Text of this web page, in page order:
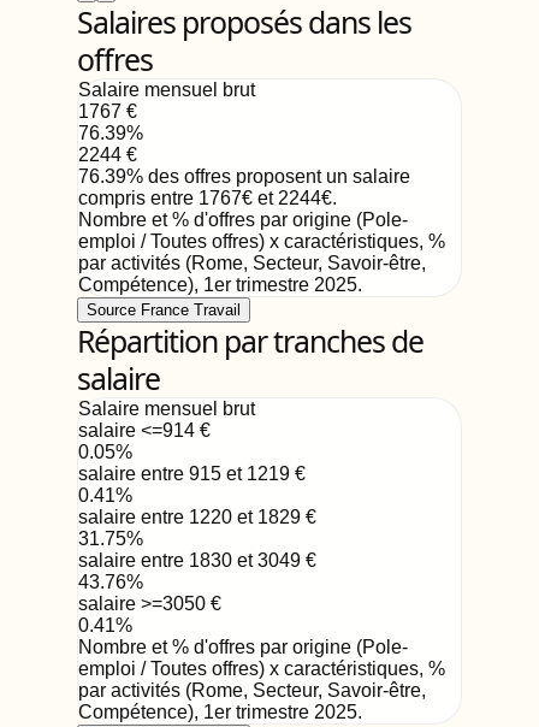
Salaires proposés dans les
offres
Salaire mensuel brut
1767 €
76.39%
2244 €
76.39% des offres proposent un salaire
compris entre 1767€ et 2244€.
Nombre et % d'offres par origine (Pole-
emploi / Toutes offres) x caractéristiques, %
par activités (Rome, Secteur, Savoir-être,
Compétence), 1er trimestre 2025.
Source France Travail
Répartition par tranches de
salaire
Salaire mensuel brut
salaire <=914 €
0.05%
salaire entre 915 et 1219 €
0.41%
salaire entre 1220 et 1829 €
31.75%
salaire entre 1830 et 3049 €
43.76%
salaire >=3050 €
0.41%
Nombre et % d'offres par origine (Pole-
emploi / Toutes offres) x caractéristiques, %
par activités (Rome, Secteur, Savoir-être,
Compétence), 1er trimestre 2025.